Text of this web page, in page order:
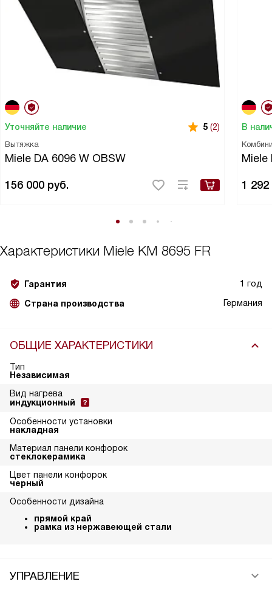
Уточняйте наличие 5 (2)
Вытяжка
Miele DA 6096 W OBSW
156 000 руб.
В
Miele
1 292
Характеристики Miele KM 8695 FR
Гарантия 1 год
Страна производства Германия
ОБЩИЕ ХАРАКТЕРИСТИКИ
Тип
Независимая
Вид нагрева
индукционный
Особенности установки
накладная
Материал панели конфорок
стеклокерамика
Цвет панели конфорок
черный
Особенности дизайна
прямой край
рамка из нержавеющей стали
УПРАВЛЕНИЕ